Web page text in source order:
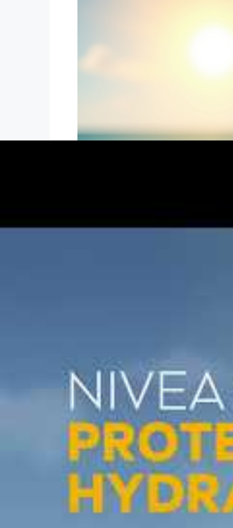
Résistance à l’eau
Texture légère et
Facilité d’application
Compatible avec les
Un format
vacances